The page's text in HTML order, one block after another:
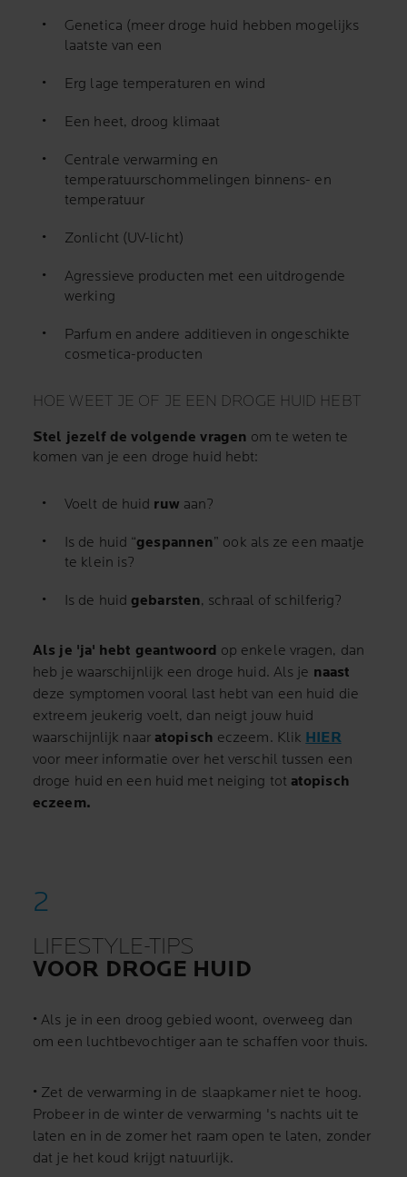
Genetica (meer droge huid hebben mogelijks
laatste van een
Erg lage temperaturen en wind
Een heet, droog klimaat
Centrale verwarming en
temperatuurschommelingen binnens- en
temperatuur
Zonlicht (UV-licht)
Agressieve producten met een uitdrogende
werking
Parfum en andere additieven in ongeschikte
cosmetica-producten
HOE WEET JE OF JE EEN DROGE HUID HEBT
Stel jezelf de volgende vragen om te weten te
komen van je een droge huid hebt:
Voelt de huid ruw aan?
Is de huid “gespannen” ook als ze een maatje
te klein is?
Is de huid gebarsten, schraal of schilferig?
Als je 'ja' hebt geantwoord op enkele vragen, dan
heb je waarschijnlijk een droge huid. Als je naast
deze symptomen vooral last hebt van een huid die
extreem jeukerig voelt, dan neigt jouw huid
waarschijnlijk naar atopisch eczeem. Klik HIER
voor meer informatie over het verschil tussen een
droge huid en een huid met neiging tot atopisch
eczeem.
LIFESTYLE-TIPS
VOOR DROGE HUID
• Als je in een droog gebied woont, overweeg dan
om een luchtbevochtiger aan te schaffen voor thuis.
• Zet de verwarming in de slaapkamer niet te hoog.
Probeer in de winter de verwarming 's nachts uit te
laten en in de zomer het raam open te laten, zonder
dat je het koud krijgt natuurlijk.